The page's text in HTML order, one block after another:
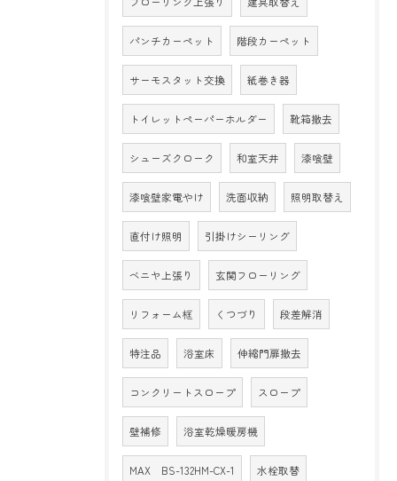
パンチカーペット 階段カーペット
サーモスタット交換 紙巻き器
トイレットペーパーホルダー 靴箱撤去
シューズクローク 和室天井 漆喰壁
漆喰壁家電やけ 洗面収納 照明取替え
直付け照明 引掛けシーリング
ベニヤ上張り 玄関フローリング
リフォーム框 くつづり 段差解消
特注品 浴室床 伸縮門扉撤去
コンクリートスロープ スロープ
壁補修 浴室乾燥暖房機
MAX BS-132HM-CX-1 水栓取替